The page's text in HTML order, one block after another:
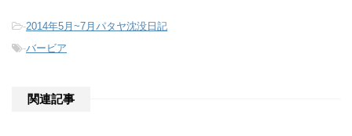
-2014年5月~7月パタヤ沈没日記
-バービア
関連記事